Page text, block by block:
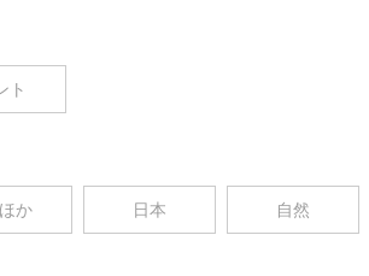
ト
か 日本 自然